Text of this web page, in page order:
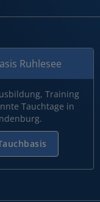
Ruhlesee
Training
Tauchtage in